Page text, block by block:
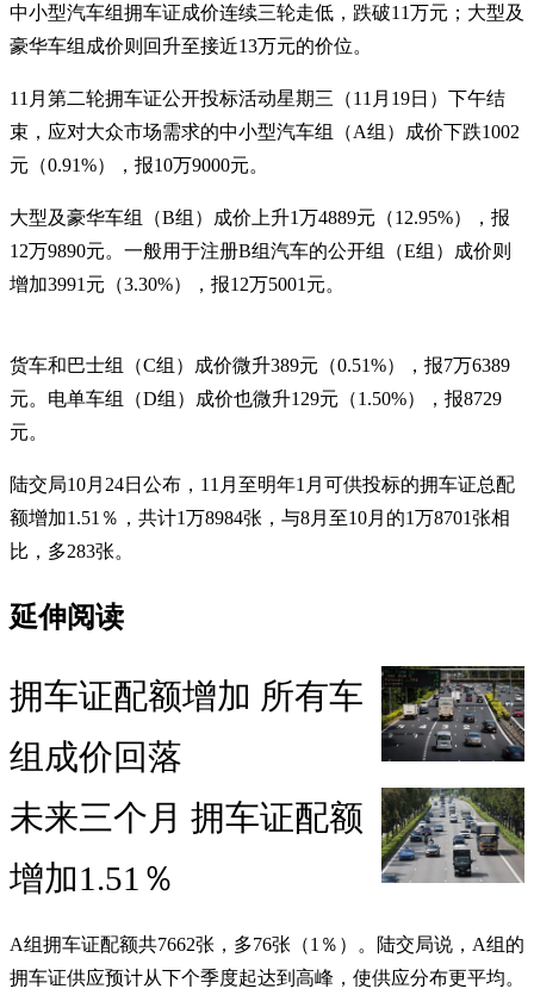
中小型汽车组拥车证成价连续三轮走低，跌破11万元；大型及
豪华车组成价则回升至接近13万元的价位。
11月第二轮拥车证公开投标活动星期三（11月19日）下午结
束，应对大众市场需求的中小型汽车组（A组）成价下跌1002
元（0.91%），报10万9000元。
大型及豪华车组（B组）成价上升1万4889元（12.95%），报
12万9890元。一般用于注册B组汽车的公开组（E组）成价则
增加3991元（3.30%），报12万5001元。
货车和巴士组（C组）成价微升389元（0.51%），报7万6389
元。电单车组（D组）成价也微升129元（1.50%），报8729
元。
陆交局10月24日公布，11月至明年1月可供投标的拥车证总配
额增加1.51％，共计1万8984张，与8月至10月的1万8701张相
比，多283张。
延伸阅读
拥车证配额增加 所有车
组成价回落
未来三个月 拥车证配额
增加1.51％
A组拥车证配额共7662张，多76张（1％）。陆交局说，A组的
拥车证供应预计从下个季度起达到高峰，使供应分布更平均。